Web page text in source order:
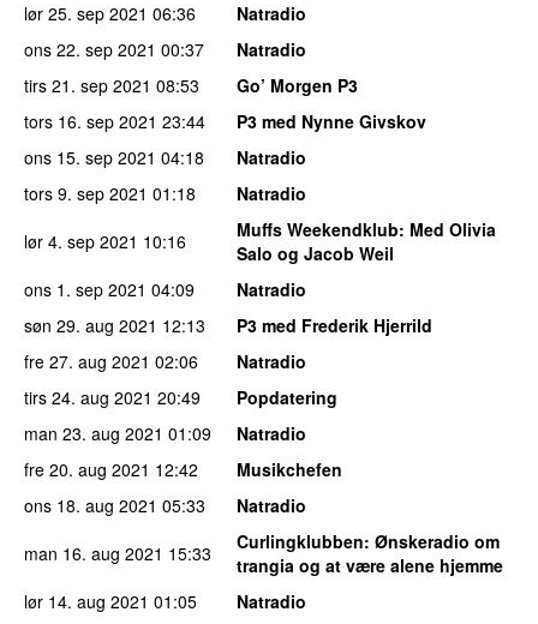
lør 25. sep 2021 06:36
Natradio
ons 22. sep 2021 00:37
Natradio
tirs 21. sep 2021 08:53
Go’ Morgen P3
tors 16. sep 2021 23:44
P3 med Nynne Givskov
ons 15. sep 2021 04:18
Natradio
tors 9. sep 2021 01:18
Natradio
lør 4. sep 2021 10:16 Muffs Weekendklub: Med Olivia
Salo og Jacob Weil
ons 1. sep 2021 04:09
Natradio
søn 29. aug 2021 12:13
P3 med Frederik Hjerrild
fre 27. aug 2021 02:06
Natradio
tirs 24. aug 2021 20:49
Popdatering
man 23. aug 2021 01:09
Natradio
fre 20. aug 2021 12:42
Musikchefen
ons 18. aug 2021 05:33
Natradio
man 16. aug 2021 15:33 Curlingklubben: Ønskeradio om
trangia og at være alene hjemme
lør 14. aug 2021 01:05
Natradio